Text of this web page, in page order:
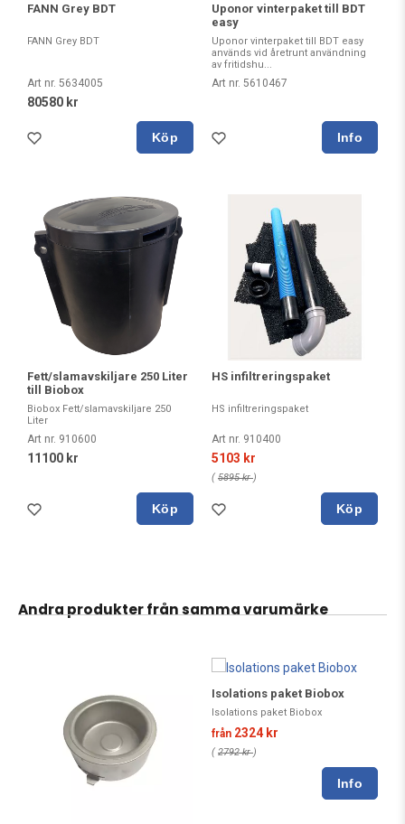
FANN Grey BDT
FANN Grey BDT
Art nr. 5634005
80580 kr
Köp
Uponor vinterpaket till BDT
easy
Uponor vinterpaket till BDT easy
används vid åretrunt användning
av fritidshu...
Art nr. 5610467
Fett/slamavskiljare 250 Liter
till Biobox
Biobox Fett/slamavskiljare 250
Liter
Art nr. 910600
11100 kr
Köp
HS infiltreringspaket
HS infiltreringspaket
Art nr. 910400
5103 kr
( 5895 kr)
Köp
Andra produkter från samma varumärke
Isolations paket Biobox
Isolations paket Biobox
från 2324 kr
( 2792 kr)